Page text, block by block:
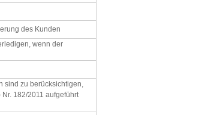
des Kunden
wenn der
sind zu berücksichtigen,
182/2011 aufgeführt